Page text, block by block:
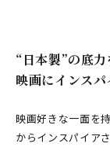
“日本製”の底
映画にインス
映画好きな一面を
からインスパイア